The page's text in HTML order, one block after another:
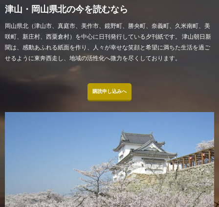
津山・岡山県北の今を読むなら
岡山県北（津山市、真庭市、美作市、鏡野町、勝央町、奈義町、久米南町、美
咲町、新庄村、西粟倉村）を中心に日刊発行している夕刊紙です。 津山朝日新
聞は、感動あふれる紙面を作り、人々が幸せな笑顔と希望に満ちた生活を過ご
せるように東奔西走し、地域の活性化へ微力を尽くしております。
購読申し込みへ